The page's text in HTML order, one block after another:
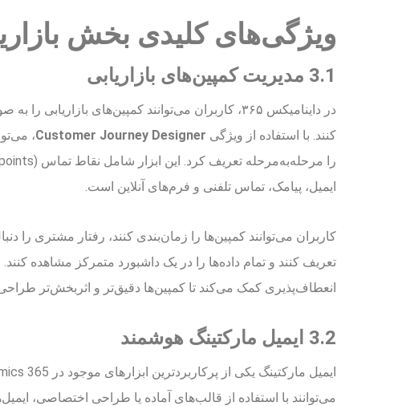
ویژگی‌های کلیدی بخش
3.1 مدیریت کمپین‌های بازاریابی
در داینامیکس ۳۶۵، کاربران می‌توانند کمپین‌های
کنند. با استفاده از ویژگی Customer Journey Designer،
ایمیل، پیامک، تماس تلفنی و فرم‌های آنلاین است.
کاربران می‌توانند کمپین‌ها را زمان‌بندی کنند، رفتار مشتری را
تعریف کنند و تمام داده‌ها را در یک داشبورد متمرکز مشاهده
انعطاف‌پذیری کمک می‌کند تا کمپین‌ها دقیق‌تر و اثربخش‌تر
3.2 ایمیل مارکتینگ هوشمند
می‌توانند با استفاده از قالب‌های آماده یا طراحی اختصاصی،